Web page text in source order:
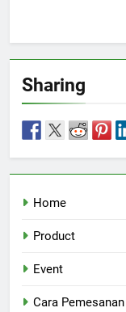
Sharing
Home
Product
Event
Cara Pemesanan